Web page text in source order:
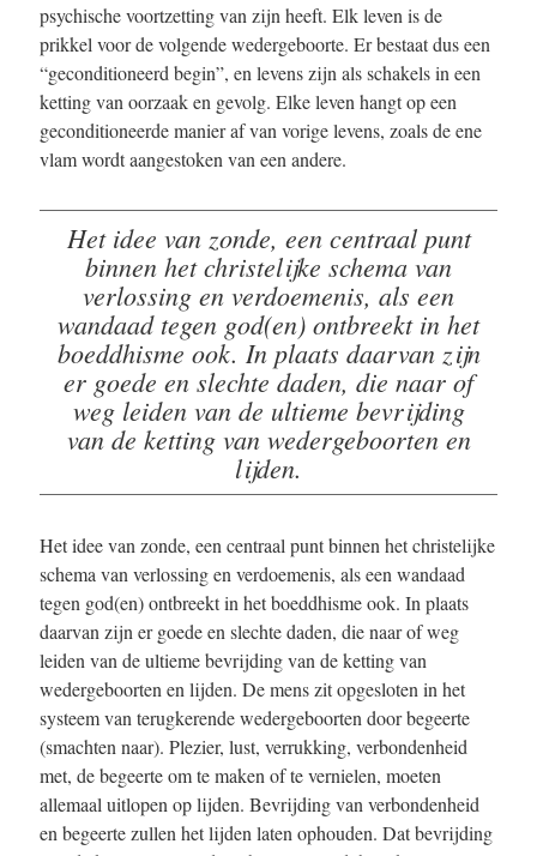
psychische voortzetting van zijn heeft. Elk leven is de
prikkel voor de volgende wedergeboorte. Er bestaat dus een
“geconditioneerd begin”, en levens zijn als schakels in een
ketting van oorzaak en gevolg. Elke leven hangt op een
geconditioneerde manier af van vorige levens, zoals de ene
vlam wordt aangestoken van een andere.
Het idee van zonde, een centraal punt
binnen het christelijke schema van
verlossing en verdoemenis, als een
wandaad tegen god(en) ontbreekt in het
boeddhisme ook. In plaats daarvan zijn
er goede en slechte daden, die naar of
weg leiden van de ultieme bevrijding
van de ketting van wedergeboorten en
lijden.
Het idee van zonde, een centraal punt binnen het christelijke
schema van verlossing en verdoemenis, als een wandaad
tegen god(en) ontbreekt in het boeddhisme ook. In plaats
daarvan zijn er goede en slechte daden, die naar of weg
leiden van de ultieme bevrijding van de ketting van
wedergeboorten en lijden. De mens zit opgesloten in het
systeem van terugkerende wedergeboorten door begeerte
(smachten naar). Plezier, lust, verrukking, verbondenheid
met, de begeerte om te maken of te vernielen, moeten
allemaal uitlopen op lijden. Bevrijding van verbondenheid
en begeerte zullen het lijden laten ophouden. Dat bevrijding